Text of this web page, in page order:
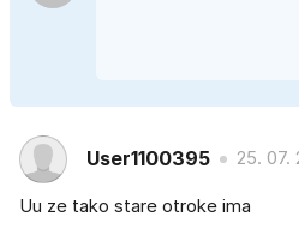
User1100395 25. 07.
Uu ze tako stare otroke ima